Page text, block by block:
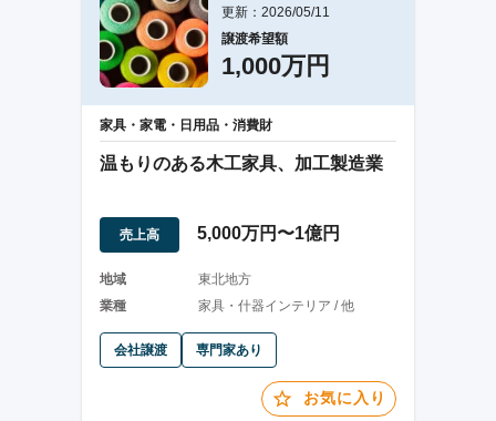
更新：2026/05/11
譲渡希望額
1,000万円
家具・家電・日用品・消費財
温もりのある木工家具、加工製造業
売上高 5,000万円〜1億円
地域
東北地方
業種
家具・什器インテリア / 他
会社譲渡 専門家あり
お気に入り